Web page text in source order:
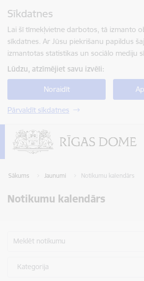
Sīkdatnes
Lai šī tīmekļvietne darbotos, tā izmanto
sīkdatnes. Ar Jūsu piekrišanu papildus
izmantotas statistikas un sociālo mediju
Lūdzu, atzīmējiet savu izvēli:
Noraidīt
Pārvaldīt sīkdatnes
Sākums Jaunumi Notikumu kalendārs
Notikumu kalendārs
Meklēt notikumu
Kategorija